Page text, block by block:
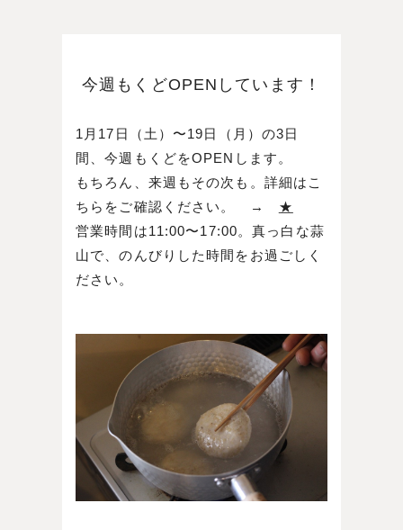
今週もくどOPENしています！
1月17日（土）〜19日（月）の3日
間、今週もくどをOPENします。
もちろん、来週もその次も。詳細はこ
ちらをご確認ください。 → ★
営業時間は11:00〜17:00。真っ白な蒜
山で、のんびりした時間をお過ごしく
ださい。